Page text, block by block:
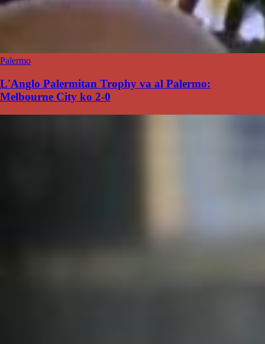
Palermo
L'Anglo Palermitan Trophy va al Palermo:
Melbourne City ko 2-0